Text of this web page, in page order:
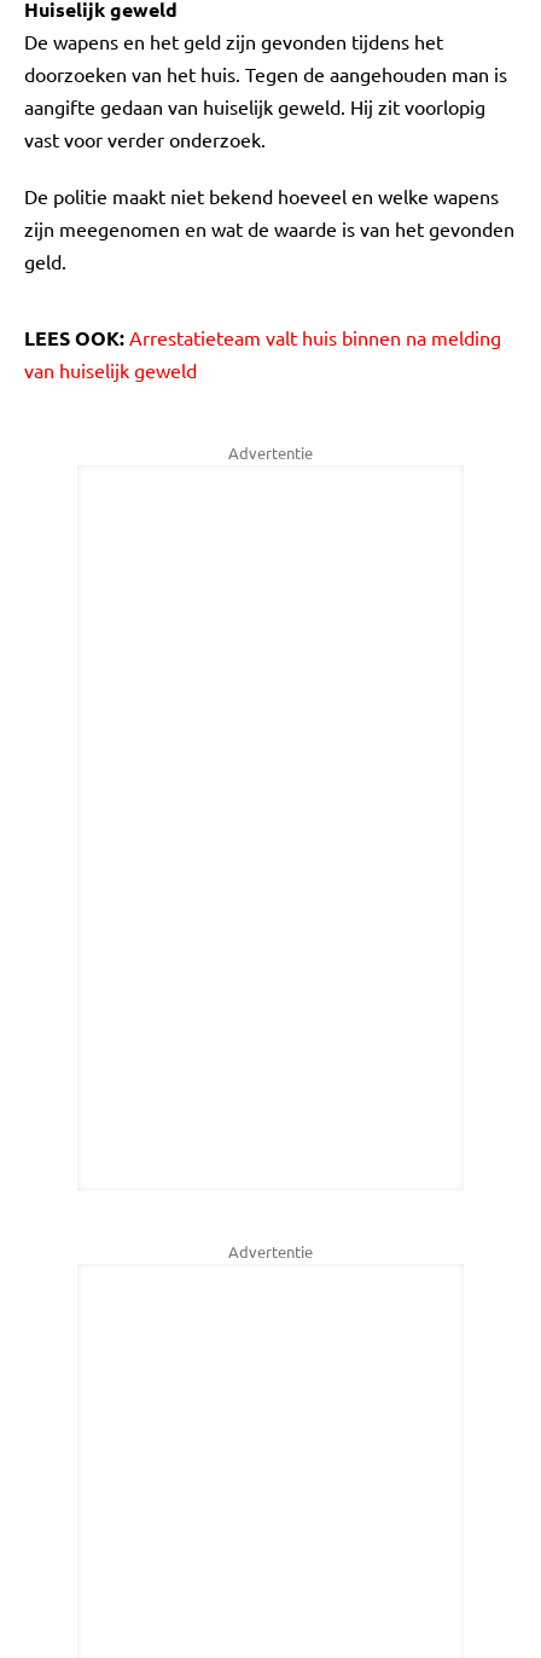
Huiselijk geweld
De wapens en het geld zijn gevonden tijdens het
doorzoeken van het huis. Tegen de aangehouden man is
aangifte gedaan van huiselijk geweld. Hij zit voorlopig
vast voor verder onderzoek.
De politie maakt niet bekend hoeveel en welke wapens
zijn meegenomen en wat de waarde is van het gevonden
geld.
LEES OOK: Arrestatieteam valt huis binnen na melding
van huiselijk geweld
Advertentie
Advertentie